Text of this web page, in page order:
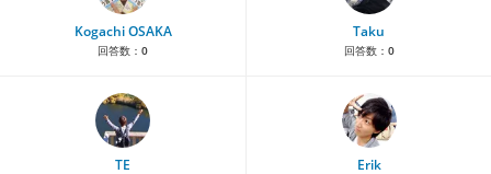
Kogachi OSAKA
回答数： 0
Taku
回答数： 0
TE Erik